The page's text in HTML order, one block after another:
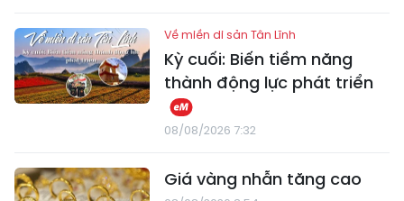
Về miền di sản Tân Lĩnh
Kỳ cuối: Biến tiềm năng
thành động lực phát triển
08/08/2026 7:32
Giá vàng nhẫn tăng cao